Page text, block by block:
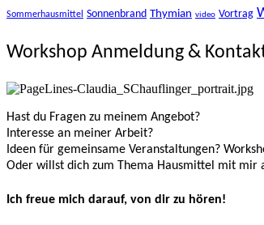
Sommerhausmittel Sonnenbrand Thymian video Vortrag
Workshop Anmeldung &
Hast du Fragen zu meinem Angebot?
Interesse an meiner Arbeit?
Ideen für gemeinsame Veranstaltungen?
Oder willst dich zum Thema Hausmittel mit mir
Ich freue mich darauf, von dir zu hören!